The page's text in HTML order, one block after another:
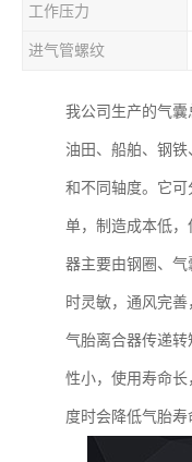
工作压力
进气管螺纹
我公司生产的气
油田、船舶、钢
和不同轴度。它
单，制造成本低
器主要由钢圈、
时灵敏，通风完
气胎离合器传递
性小，使用寿命
度时会降低气胎